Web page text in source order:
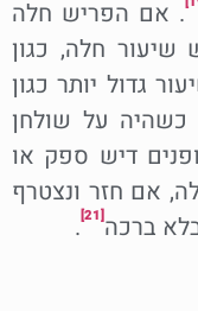
. אם הפריש חלה
חלה, כגון
גדול יותר כגון
על שולחן
דיש ספק או
אם חזר ונצטרף
ברכה[21]
.